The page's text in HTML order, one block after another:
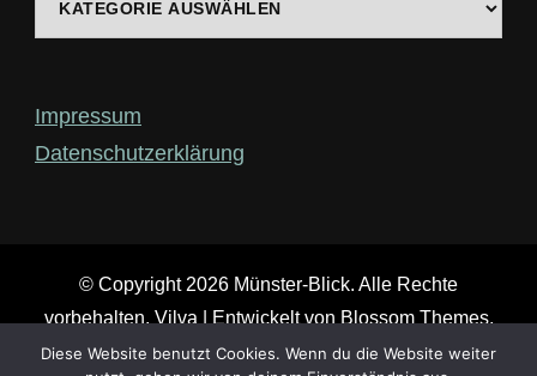
Impressum
Datenschutzerklärung
© Copyright 2026 Münster-Blick. Alle Rechte
vorbehalten. Vilva | Entwickelt von Blossom Themes.
Präsentiert von WordPress .
Diese Website benutzt Cookies. Wenn du die Website weiter